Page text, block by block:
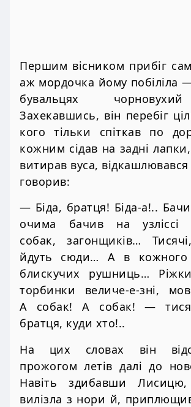
Першим вісником прибіг
аж мордочка йому побіліла
бувальцях
Захекавшись, він перебіг
кого тільки спіткав по
кожним сідав на задні
витирав вуса,
говорив:
— Біда, братця! Біда-а!..
очима бачив на узліссі
собак, загонщиків…
йдуть сюди… А в кожного
блискучих рушниць…
торбинки величе-е-зні,
А собак! А собак! —
братця, куди хто!..
На цих словах він
прожогом летів далі до
Навіть здибавши
вилізла з нори й,